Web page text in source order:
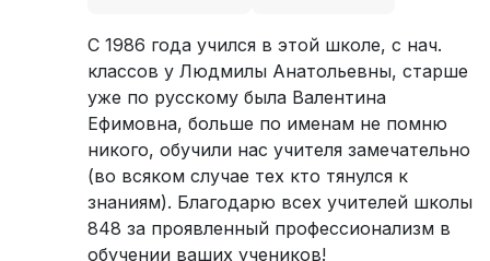
С 1986 года учился в этой школе, с нач.
классов у Людмилы Анатольевны, старше
уже по русскому была Валентина
Ефимовна, больше по именам не помню
никого, обучили нас учителя замечательно
(во всяком случае тех кто тянулся к
знаниям). Благодарю всех учителей школы
848 за проявленный профессионализм в
обучении ваших учеников!